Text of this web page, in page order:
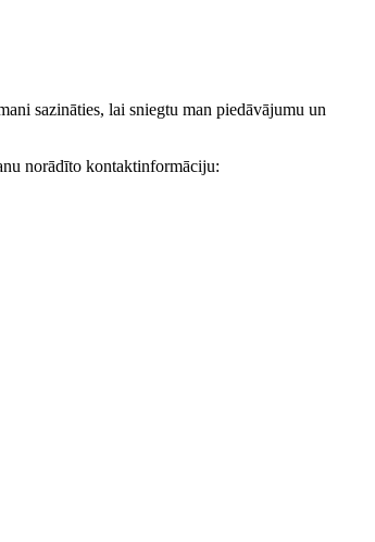
sazināties, lai sniegtu man piedāvājumu un
norādīto kontaktinformāciju: